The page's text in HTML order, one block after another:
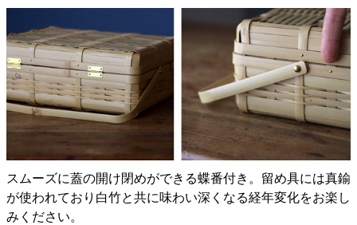
スムーズに蓋の開け閉めができる蝶番付き。留め具には真鍮
が使われており白竹と共に味わい深くなる経年変化をお楽し
みください。